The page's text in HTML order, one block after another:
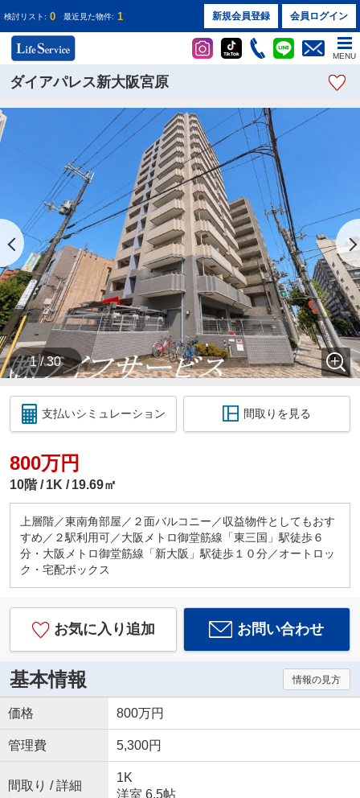
検討リスト: 0 最近見た物件: 1 新規会員登録 会員ログイン
MENU
ダイアパレス新大阪宮原
1 / 30
支払いシミュレーション 間取りを見る
800万円
10階 1K 19.69㎡
上層階／東南角部屋／２面バルコニー／収益物件としてもおす
すめ／２駅利用可／大阪メトロ御堂筋線「東三国」駅徒歩６
分・大阪メトロ御堂筋線「新大阪」駅徒歩１０分／オートロッ
ク・宅配ボックス
お気に入り追加 お問い合わせ
基本情報 情報の見方
価格 800万円
管理費 5,300円
間取り / 詳細
1K
洋室 6.5帖